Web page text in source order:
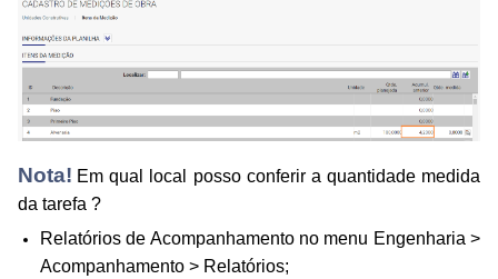
Nota! Em qual local posso conferir a quantidade medida
da tarefa ?
Relatórios de Acompanhamento no menu Engenharia >
Acompanhamento > Relatórios;